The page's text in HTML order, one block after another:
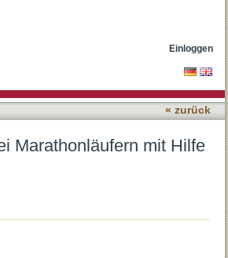
Einloggen
« zurück
Marathonläufern mit Hilfe